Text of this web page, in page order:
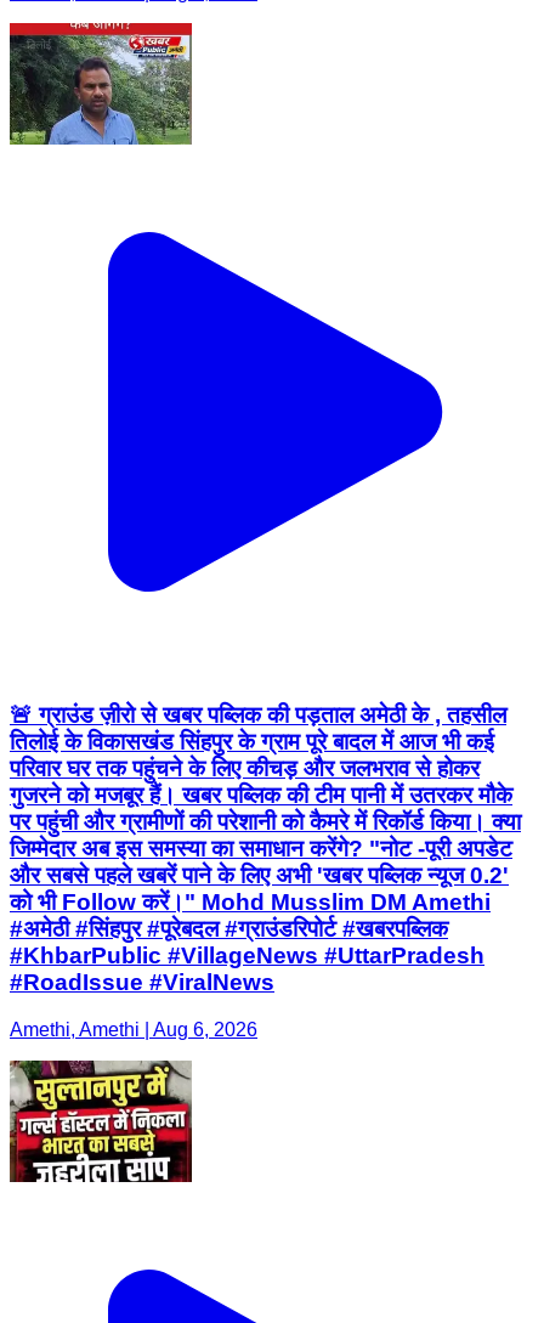
🚨 ग्राउंड ज़ीरो से खबर पब्लिक की पड़ताल अमेठी के , तहसील
तिलोई के विकासखंड सिंहपुर के ग्राम पूरे बादल में आज भी कई
परिवार घर तक पहुंचने के लिए कीचड़ और जलभराव से होकर
गुजरने को मजबूर हैं। खबर पब्लिक की टीम पानी में उतरकर मौके
पर पहुंची और ग्रामीणों की परेशानी को कैमरे में रिकॉर्ड किया। क्या
जिम्मेदार अब इस समस्या का समाधान करेंगे? "नोट -पूरी अपडेट
और सबसे पहले खबरें पाने के लिए अभी 'खबर पब्लिक न्यूज 0.2'
को भी Follow करें।" Mohd Musslim DM Amethi
#अमेठी #सिंहपुर #पूरेबदल #ग्राउंडरिपोर्ट #खबरपब्लिक
#KhbarPublic #VillageNews #UttarPradesh
#RoadIssue #ViralNews
Amethi, Amethi | Aug 6, 2026